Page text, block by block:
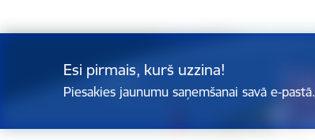
Esi pirmais, kurš uzzina!
Piesakies jaunumu saņemšanai savā e-pastā.